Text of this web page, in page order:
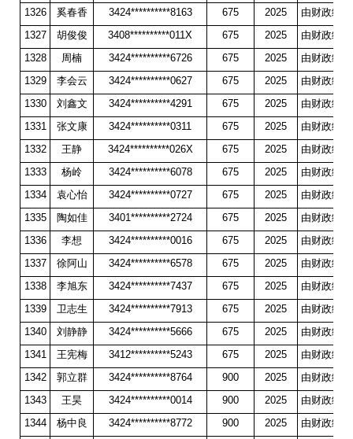
1326
奚春香 3424**********8163 675 2025
由财政统
1327
胡俊俊 3408**********011X 675 2025
由财政统
1328
周楠 3424**********6726 675 2025
由财政统
1329
李会云 3424**********0627 675 2025
由财政统
1330
刘鑫文 3424**********4291 675 2025
由财政统
1331
张文康 3424**********0311 675 2025
由财政统
1332
王静 3424**********026X 675 2025
由财政统
1333
杨岭 3424**********6078 675 2025
由财政统
1334
袁心怡 3424**********0727 675 2025
由财政统
1335
陶如佳 3401**********2724 675 2025
由财政统
1336
李想 3424**********0016 675 2025
由财政统
1337
徐阿山 3424**********6578 675 2025
由财政统
1338
李旭东 3424**********7437 675 2025
由财政统
1339
卫志生 3424**********7913 675 2025
由财政统
1340
刘静静 3424**********5666 675 2025
由财政统
1341
王宪梅 3412**********5243 675 2025
由财政统
1342
郭立群 3424**********8764 900 2025
由财政统
1343
王昊 3424**********0014 900 2025
由财政统
1344
杨中良 3424**********8772 900 2025
由财政统